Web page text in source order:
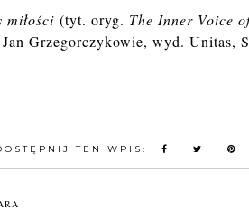
miłości (tyt. oryg. The Inner Voice
Grzegorczykowie, wyd. Unitas,
TEN WPIS: